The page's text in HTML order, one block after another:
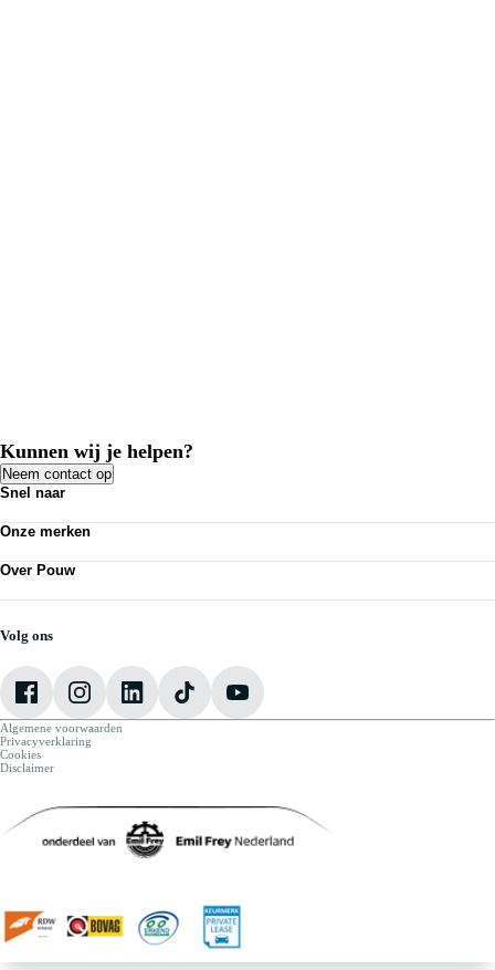
Kunnen wij je helpen?
Neem contact op
Snel naar
Bedrijfswagens
Kennisbank
Vestigingen
Onze merken
Audi
Škoda
VW Bedrijfswagens
Over Pouw
Vacatures
Mijn Pouw
Volg ons
Algemene voorwaarden
Privacyverklaring
Cookies
Disclaimer